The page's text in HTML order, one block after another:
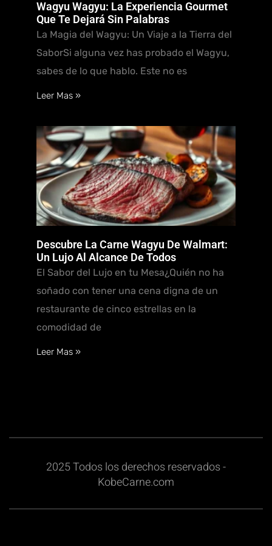
Wagyu Wagyu: La Experiencia Gourmet
Que Te Dejará Sin Palabras
La Magia del Wagyu: Un Viaje a la Tierra del
SaborSi alguna vez has probado el Wagyu,
sabes de lo que hablo. Este no es
Leer Mas »
Descubre La Carne Wagyu De Walmart:
Un Lujo Al Alcance De Todos
El Sabor del Lujo en tu Mesa¿Quién no ha
soñado con tener una cena digna de un
restaurante de cinco estrellas en la
comodidad de
Leer Mas »
2025 Todos los derechos reservados -
KobeCarne.com